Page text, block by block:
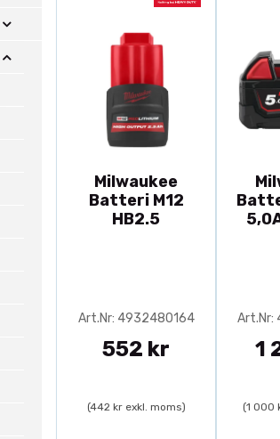
Milwaukee
Batteri M12
HB2.5
Art.Nr: 4932480164
552 kr
(442 kr exkl. moms)
Art.Nr:
1
(1 000